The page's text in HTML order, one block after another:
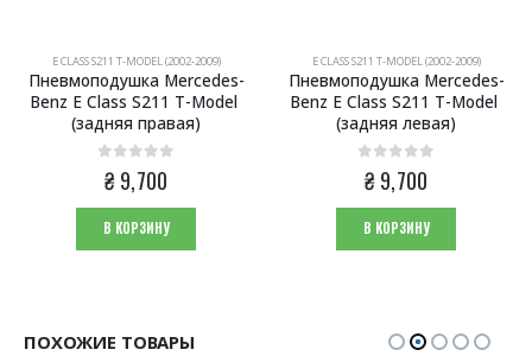
E CLASS S211 T-MODEL (2002-2009)
Пневмоподушка Mercedes-
Benz E Class S211 T-Model
(задняя правая)
0из 5
₴9,700
В КОРЗИНУ
E CLASS S211 T-MODEL (2002-2009)
Пневмоподушка Mercedes-
Benz E Class S211 T-Model
(задняя левая)
0из 5
₴9,700
В КОРЗИНУ
ПОХОЖИЕ ТОВАРЫ